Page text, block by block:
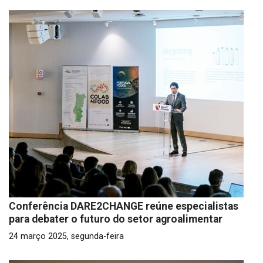
Conferência DARE2CHANGE reúne especialistas
para debater o futuro do setor agroalimentar
24 março 2025, segunda-feira